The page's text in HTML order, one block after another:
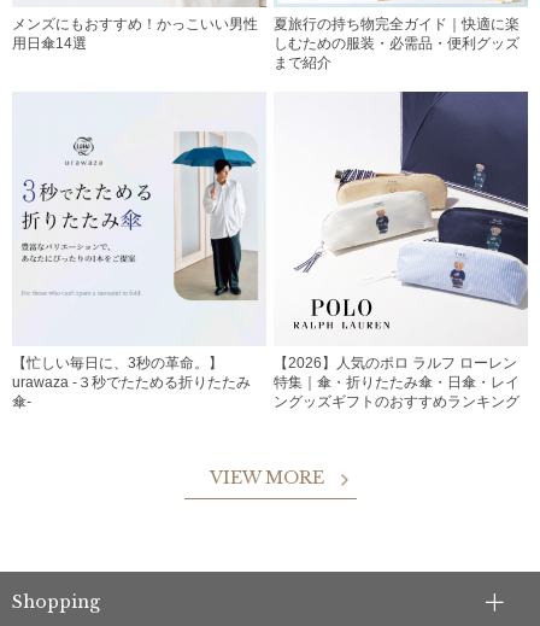
メンズにもおすすめ！かっこいい男性
用日傘14選
夏旅行の持ち物完全ガイド｜快適に楽
しむための服装・必需品・便利グッズ
まで紹介
【忙しい毎日に、3秒の革命。】
urawaza -３秒でたためる折りたたみ
傘-
【2026】人気のポロ ラルフ ローレン
特集｜傘・折りたたみ傘・日傘・レイ
ングッズギフトのおすすめランキング
VIEW MORE
Shopping